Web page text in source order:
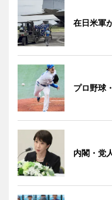
在日米軍
プロ野球
内閣・党